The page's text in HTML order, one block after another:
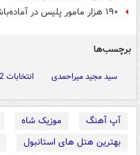
۱۹۰ هزار مامور پلیس در آماده‌باش هستند/ انتخابات در امنیت کامل
برچسب‌ها
سید مجید میراحمدی انتخابات 1402
آپ آهنگ موزیک شاه
بهترین هتل های استانبول